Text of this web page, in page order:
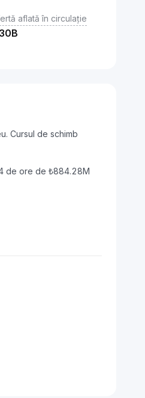
aflată în circulație
Cursul de schimb
de ore de ₺884.28M